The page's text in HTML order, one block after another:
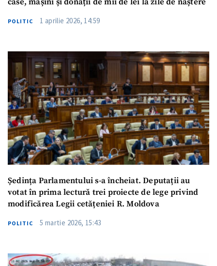
POLITIC 1 aprilie 2026, 14:59
Ședința Parlamentului s-a încheiat. Deputații au
votat în prima lectură trei proiecte de lege privind
modificărea Legii cetățeniei R. Moldova
POLITIC 5 martie 2026, 15:43